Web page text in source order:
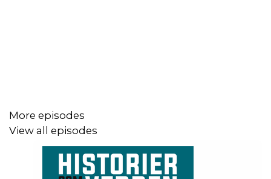
Produsert av Gjenklang Studio
More episodes
View all episodes